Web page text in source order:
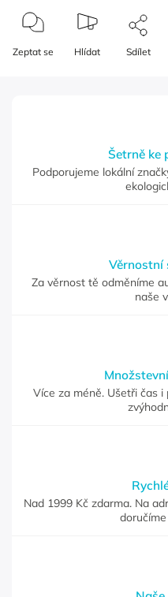
Zeptat se Hlídat Sdílet
Šetrně ke
Podporujeme lokální
Věrnostní
Za věrnost tě odměníme
naše
Více za méně. Ušetři čas
Nad 1999 Kč zdarma. Na